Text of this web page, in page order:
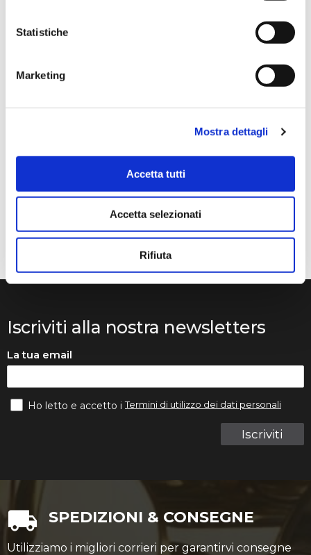
Statistiche
Marketing
Mostra dettagli
Accetta tutti
Accetta selezionati
Rifiuta
dimostrato serio e professionale,..
2 mesi fa
Volevo raccontarvi la nostra storia. Mia figlia studia con
Francesca Raimondi (La musica e Gioia) da diversi anni.
Abbiamo ordinato tutti i violini dalla ditta Denis Basin.
messo in grossi guai..
Iscriviti alla nostra newsletters
La tua email
Iscriviti
Ho letto e accetto iTermini di utilizzo dei dati personali
SPEDIZIONI & CONSEGNE
Utilizziamo i migliori corrieri per garantirvi consegne